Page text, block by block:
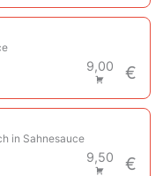
9,00 €
in Sahnesauce
9,50 €